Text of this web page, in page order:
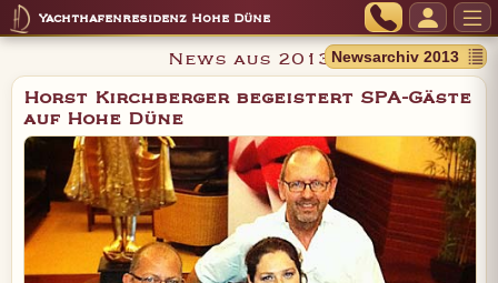
Yachthafenresidenz Hohe Düne
News aus 2013
Horst Kirchberger begeistert SPA-Gäste
auf Hohe Düne